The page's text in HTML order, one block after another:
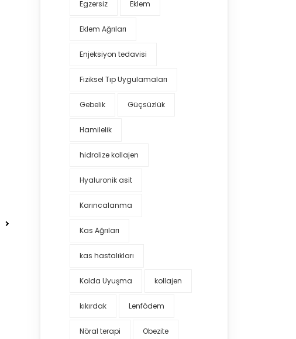
Egzersiz Eklem
Eklem Ağrıları
Enjeksiyon tedavisi
Fiziksel Tıp Uygulamaları
Gebelik Güçsüzlük
Hamilelik
hidrolize kollajen
Hyaluronik asit
Karıncalanma
Kas Ağrıları
kas hastalıkları
Kolda Uyuşma kollajen
kıkırdak Lenfödem
Nöral terapi Obezite